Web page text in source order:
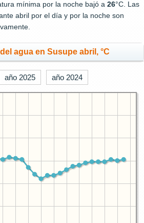
mínima por la noche bajó a 26°C. Las
abril por el día y por la noche son
agua en Susupe abril, °C
año 2025 año 2024